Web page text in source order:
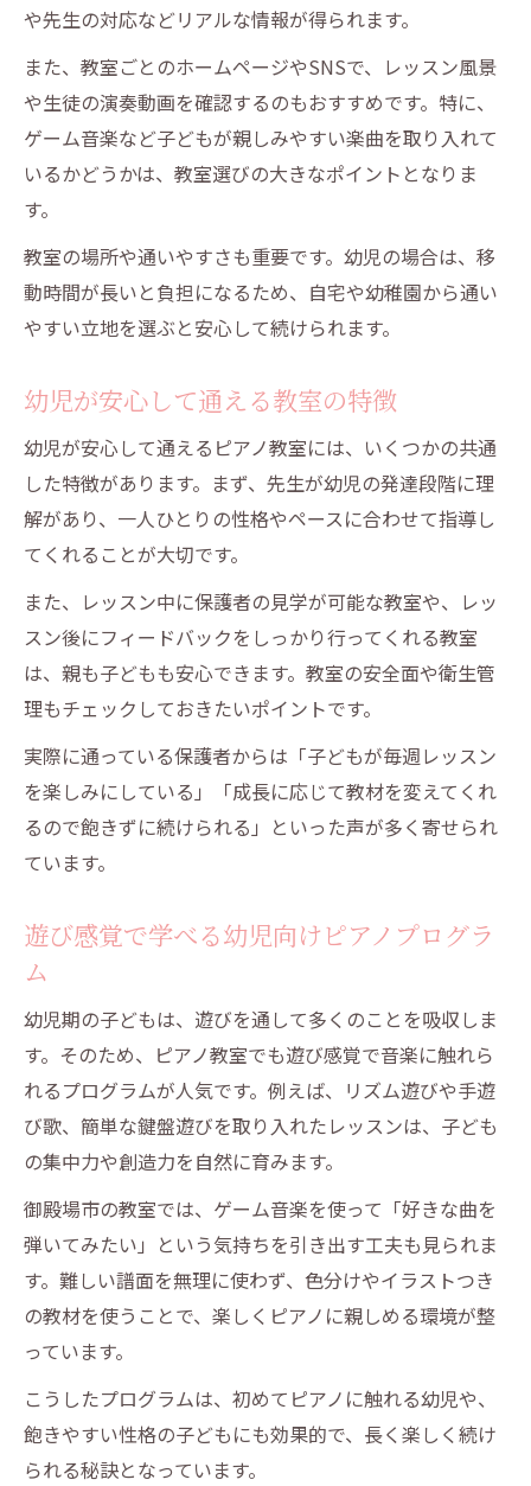
や先生の対応などリアルな情報が得られます。
また、教室ごとのホームページやSNSで、レッスン風景
や生徒の演奏動画を確認するのもおすすめです。特に、
ゲーム音楽など子どもが親しみやすい楽曲を取り入れて
いるかどうかは、教室選びの大きなポイントとなりま
す。
教室の場所や通いやすさも重要です。幼児の場合は、移
動時間が長いと負担になるため、自宅や幼稚園から通い
やすい立地を選ぶと安心して続けられます。
幼児が安心して通える教室の特徴
幼児が安心して通えるピアノ教室には、いくつかの共通
した特徴があります。まず、先生が幼児の発達段階に理
解があり、一人ひとりの性格やペースに合わせて指導し
てくれることが大切です。
また、レッスン中に保護者の見学が可能な教室や、レッ
スン後にフィードバックをしっかり行ってくれる教室
は、親も子どもも安心できます。教室の安全面や衛生管
理もチェックしておきたいポイントです。
実際に通っている保護者からは「子どもが毎週レッスン
を楽しみにしている」「成長に応じて教材を変えてくれ
るので飽きずに続けられる」といった声が多く寄せられ
ています。
遊び感覚で学べる幼児向けピアノプログラ
ム
幼児期の子どもは、遊びを通して多くのことを吸収しま
す。そのため、ピアノ教室でも遊び感覚で音楽に触れら
れるプログラムが人気です。例えば、リズム遊びや手遊
び歌、簡単な鍵盤遊びを取り入れたレッスンは、子ども
の集中力や創造力を自然に育みます。
御殿場市の教室では、ゲーム音楽を使って「好きな曲を
弾いてみたい」という気持ちを引き出す工夫も見られま
す。難しい譜面を無理に使わず、色分けやイラストつき
の教材を使うことで、楽しくピアノに親しめる環境が整
っています。
こうしたプログラムは、初めてピアノに触れる幼児や、
飽きやすい性格の子どもにも効果的で、長く楽しく続け
られる秘訣となっています。